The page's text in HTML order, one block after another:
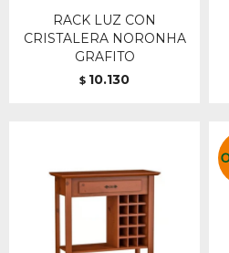
RACK LUZ CON
CRISTALERA NORONHA
GRAFITO
$ 10.130